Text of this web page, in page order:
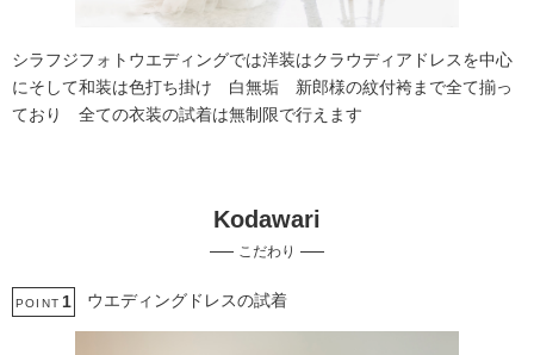
動画の作成
人気スポットでの撮影
豊富な色打掛・着物
ガーデンでの撮影
歴史的建造物での撮影
シラフジフォトウエディングでは洋装はクラウディアドレスを中心
にそして和装は色打ち掛け 白無垢 新郎様の紋付袴まで全て揃っ
ており 全ての衣装の試着は無制限で行えます
Kodawari
こだわり
POINT 1 ウエディングドレスの試着